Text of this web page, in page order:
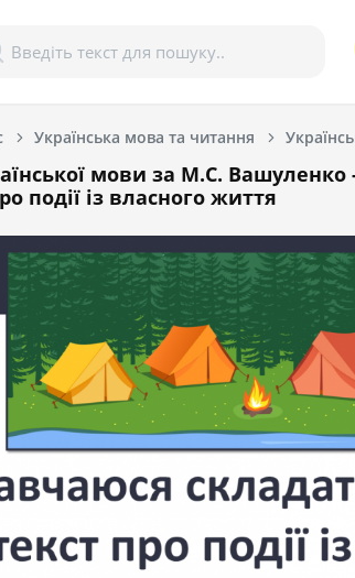
Українська мова та читання
мови за М.С. Вашуленко
події із власного життя